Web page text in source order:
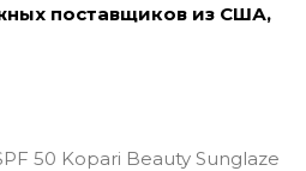
поставщиков из США,
50 Kopari Beauty Sunglaze